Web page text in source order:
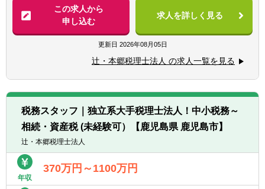
【求める人物像】
■税務・会計にとどまらず、総合的な観点か
ら経営コンサルティングに携りたい方
■経験・能力をフルに発揮できる環境で働き
【部署異動について】
■フリーエージェント制度
・年に2回上司を通さずに直接人事へ依頼を
出すことが可能です。
・希望が通る確率はおおよそ約60％程度で
・また、全国に拠点があるため、ご家庭の事
情によって比較的自由に変更することが可能
【法人全体の特色】
■業界トップレベルの規模でお客様に対して
サービス提供しています。
■チーム連携：税理士、公認会計士、中小企
業診断士など、税務・会計に関わる様々な分
野のエキスパートが集結し、案件によって
は、互いにチームを組んで業務を進めること
があります。
■広範囲な取扱業務
一般企業をはじめ、医療法人、公益法人、社
会福祉法人、地方公共団体、海外法人、個人
と幅広いお客様に対して、税務・会計サービ
スを提供しています。
この求人から
申し込む
求人を詳しく見る
更新日 2026年08月05日
辻・本郷税理士法人 の求人一覧を見る
税務スタッフ｜独立系大手税理士法人！中小税務～
相続・資産税 (未経験可）【鹿児島県 鹿児島市】
辻・本郷税理士法人
年収
370万円～1100万円